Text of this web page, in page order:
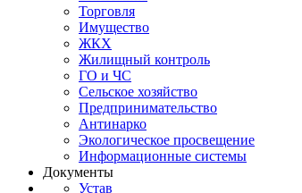
Торговля
Имущество
ЖКХ
Жилищный контроль
ГО и ЧС
Сельское хозяйство
Предпринимательство
Антинарко
Экологическое просвещение
Информационные системы
Документы
Устав